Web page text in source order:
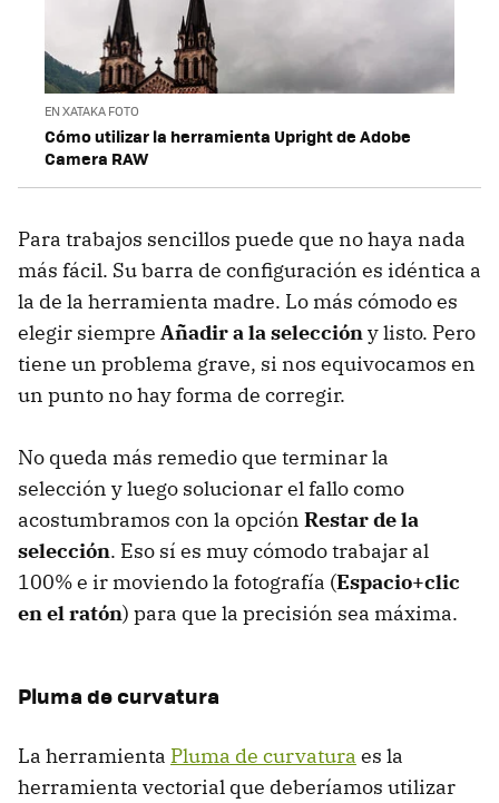
EN XATAKA FOTO
Cómo utilizar la herramienta Upright de Adobe
Camera RAW
Para trabajos sencillos puede que no haya nada
más fácil. Su barra de configuración es idéntica a
la de la herramienta madre. Lo más cómodo es
elegir siempre Añadir a la seleccióny listo. Pero
tiene un problema grave, si nos equivocamos en
un punto no hay forma de corregir.
No queda más remedio que terminar la
selección y luego solucionar el fallo como
acostumbramos con la opción Restar de la
selección. Eso sí es muy cómodo trabajar al
100% e ir moviendo la fotografía (Espacio+clic
en el ratón) para que la precisión sea máxima.
Pluma de curvatura
La herramienta Pluma de curvatura es la
herramienta vectorial que deberíamos utilizar